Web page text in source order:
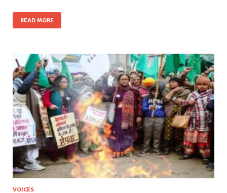
READ MORE
VOICES